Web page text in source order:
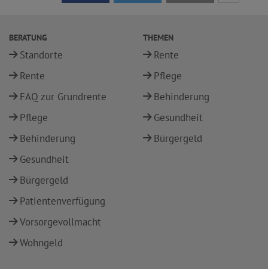
BERATUNG
Standorte
Rente
FAQ zur Grundrente
Pflege
Behinderung
Gesundheit
Bürgergeld
Patientenverfügung
Vorsorgevollmacht
Wohngeld
THEMEN
Rente
Pflege
Behinderung
Gesundheit
Bürgergeld